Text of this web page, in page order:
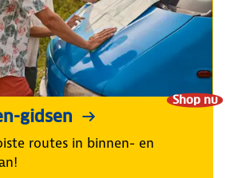
Shop nu
gidsen
routes in binnen- en